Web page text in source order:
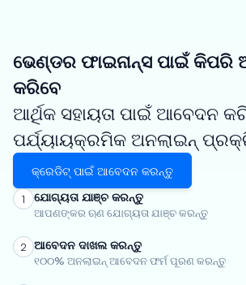
ଭେଣ୍ଡର ଫାଇନାନ୍ସ ପାଇଁ କିପରି
କରିବେ
ଆର୍ଥିକ ସହାୟତା ପାଇଁ ଆବେଦନ
ପର୍ଯ୍ୟାୟକ୍ରମିକ ଅନଲାଇନ୍
କ୍ରେଡିଟ୍ ପାଇଁ ଆବେଦନ କରନ୍ତୁ
1 ଯୋଗ୍ୟତା ଯାଞ୍ଚ କରନ୍ତୁ
ଆପଣଙ୍କର ଋଣ ଯୋଗ୍ୟତା ଯାଞ୍ଚ କରନ୍ତୁ
2 ଆବେଦନ ଦାଖଲ କରନ୍ତୁ
୧୦୦% ଅନଲାଇନ୍ ଆବେଦନ ଫର୍ମ ପୂରଣ କରନ୍ତୁ